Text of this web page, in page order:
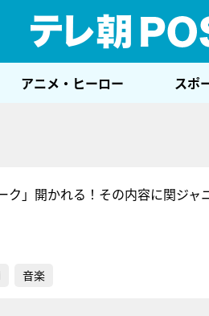
アニメ・ヒーロー スポ
ク」開かれる！その内容に関ジ
音楽